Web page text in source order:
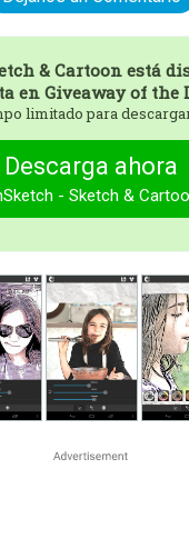
& Cartoonestá
en Giveaway of the
limitado para
Descarga ahora
- Sketch &